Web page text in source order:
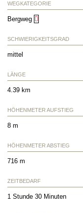
WEGKATEGORIE
Bergweg
SCHWIERIGKEITSGRAD
mittel
LÄNGE
4.39 km
HÖHENMETER AUFSTIEG
8 m
HÖHENMETER ABSTIEG
716 m
ZEITBEDARF
1 Stunde 30 Minuten